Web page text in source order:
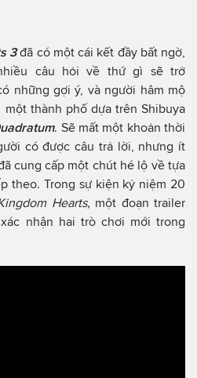
3đã có một cái kết đầy bất ngờ,
câu hỏi về thứ gì sẽ trở
những gợi ý, và người hâm mộ
thành phố dựa trên Shibuya
. Sẽ mất một khoản thời
có được câu trả lời, nhưng ít
cung cấp một chút hé lộ về tựa
theo. Trong sự kiện kỷ niệm 20
Hearts, một đoạn trailer
nhận hai trò chơi mới trong